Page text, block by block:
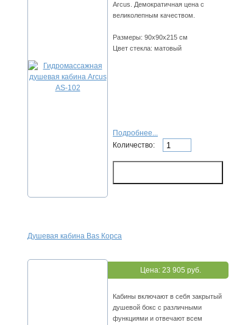
Arcus. Демократичная цена с
великолепным качеством.
Размеры: 90х90х215 см
Цвет стекла: матовый
Подробнее...
Количество:
Душевая кабина Bas Корса
Цена: 23 905 руб.
Кабины включают в себя закрытый
душевой бокс с различными
функциями и отвечают всем